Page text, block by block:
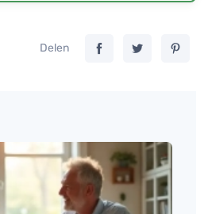
Delen